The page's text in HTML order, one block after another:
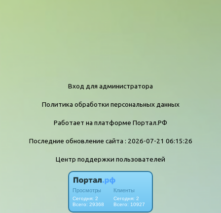
Вход для администратора
Политика обработки персональных данных
Работает на платформе Портал.РФ
Последние обновление сайта : 2026-07-21 06:15:26
Центр поддержки пользователей